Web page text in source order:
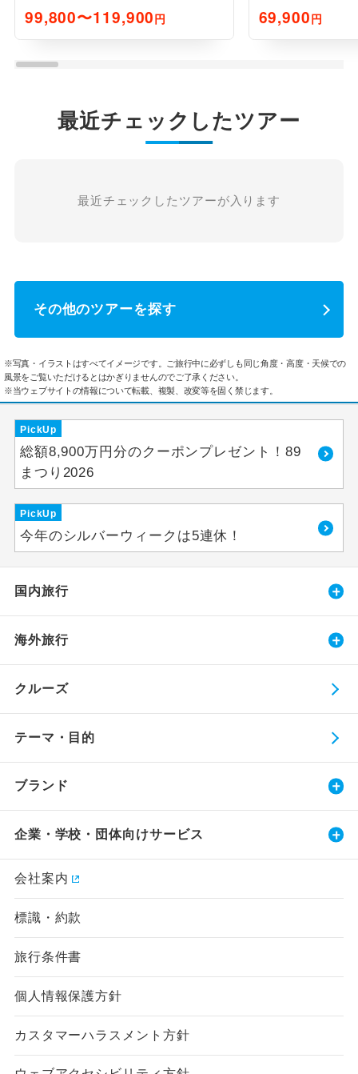
99,800〜119,900円 69,900円
最近チェックしたツアー
最近チェックしたツアーが入ります
その他のツアーを探す
※写真・イラストはすべてイメージです。ご旅行中に必ずしも同じ角度・高度・天候での
風景をご覧いただけるとはかぎりませんのでご了承ください。
※当ウェブサイトの情報について転載、複製、改変等を固く禁じます。
PickUp
総額8,900万円分のクーポンプレゼント！89
まつり2026
PickUp
今年のシルバーウィークは5連休！
国内旅行
海外旅行
クルーズ
テーマ・目的
ブランド
企業・学校・団体向けサービス
会社案内
標識・約款
旅行条件書
個人情報保護方針
カスタマーハラスメント方針